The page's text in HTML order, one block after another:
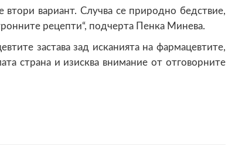
втори вариант. Случва се природно бедствие,
рецепти“, подчерта Пенка Минева.
застава зад исканията на фармацевтите,
страна и изисква внимание от отговорните